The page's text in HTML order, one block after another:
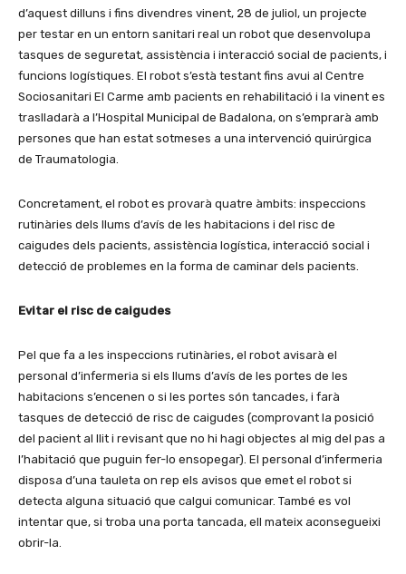
d’aquest dilluns i fins divendres vinent, 28 de juliol, un projecte
per testar en un entorn sanitari real un robot que desenvolupa
tasques de seguretat, assistència i interacció social de pacients, i
funcions logístiques. El robot s’està testant fins avui al Centre
Sociosanitari El Carme amb pacients en rehabilitació i la vinent es
traslladarà a l’Hospital Municipal de Badalona, on s’emprarà amb
persones que han estat sotmeses a una intervenció quirúrgica
de Traumatologia.
Concretament, el robot es provarà quatre àmbits: inspeccions
rutinàries dels llums d’avís de les habitacions i del risc de
caigudes dels pacients, assistència logística, interacció social i
detecció de problemes en la forma de caminar dels pacients.
Evitar el risc de caigudes
Pel que fa a les inspeccions rutinàries, el robot avisarà el
personal d’infermeria si els llums d’avís de les portes de les
habitacions s’encenen o si les portes són tancades, i farà
tasques de detecció de risc de caigudes (comprovant la posició
del pacient al llit i revisant que no hi hagi objectes al mig del pas a
l’habitació que puguin fer-lo ensopegar). El personal d’infermeria
disposa d’una tauleta on rep els avisos que emet el robot si
detecta alguna situació que calgui comunicar. També es vol
intentar que, si troba una porta tancada, ell mateix aconsegueixi
obrir-la.